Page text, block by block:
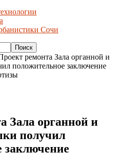
Сочи
ремонта Зала органной и
положительное заключение
Зала органной и
получил
заключение